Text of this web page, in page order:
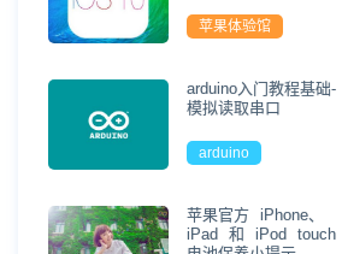
苹果体验馆
arduino入门教程基础-
模拟读取串口
arduino
苹果官方 iPhone、
iPad 和 iPod touch